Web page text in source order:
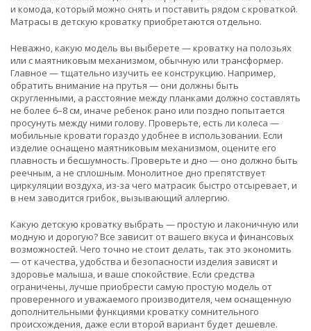
и комода, который можно снять и поставить рядом с кроваткой.
Матрасы в детскую кроватку приобретаются отдельно.
Неважно, какую модель вы выберете — кроватку на полозьях
или с маятниковым механизмом, обычную или трансформер.
Главное — тщательно изучить ее конструкцию. Например,
обратить внимание на прутья — они должны быть
скругленными, а расстояние между планками должно составлять
не более 6–8 см, иначе ребенок рано или поздно попытается
просунуть между ними голову. Проверьте, есть ли колеса —
мобильные кровати гораздо удобнее в использовании. Если
изделие оснащено маятниковым механизмом, оцените его
плавность и бесшумность. Проверьте и дно — оно должно быть
реечным, а не сплошным. Монолитное дно препятствует
циркуляции воздуха, из-за чего матрасик быстро отсыревает, и
в нем заводится грибок, вызывающий аллергию.
Какую детскую кроватку выбрать — простую и лаконичную или
модную и дорогую? Все зависит от вашего вкуса и финансовых
возможностей. Чего точно не стоит делать, так это экономить
— от качества, удобства и безопасности изделия зависят и
здоровье малыша, и ваше спокойствие. Если средства
ограничены, лучше приобрести самую простую модель от
проверенного и уважаемого производителя, чем оснащенную
дополнительными функциями кроватку сомнительного
происхождения, даже если второй вариант будет дешевле.